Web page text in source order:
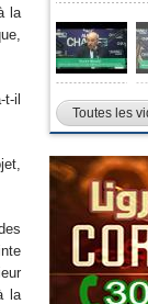
la
il
la
Toutes les